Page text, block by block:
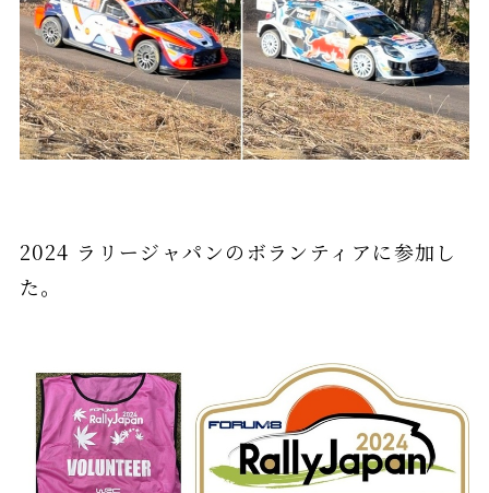
2024 ラリージャパンのボランティアに参加し
た。